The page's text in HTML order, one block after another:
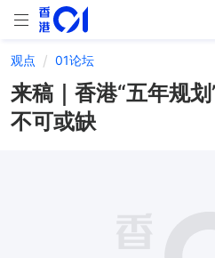
观点 01论坛
来稿｜香港“五年规
不可或缺